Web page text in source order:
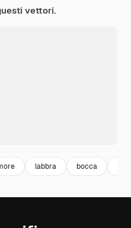
vettori.
labbra bocca